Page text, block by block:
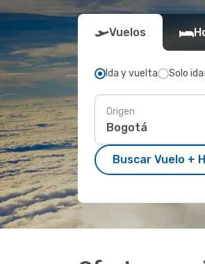
Vuelos
Ida y vuelta Solo ida
Origen
Buscar Vuelo +